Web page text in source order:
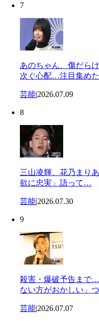
7
あのちゃん、傷だら
次ぐ心配…注目集め
芸能|2026.07.09
8
三山凌輝、花乃まり
欲に忠実」語って…
芸能|2026.07.30
9
殺害・爆破予告まで
ない方がおかしい」
芸能|2026.07.07